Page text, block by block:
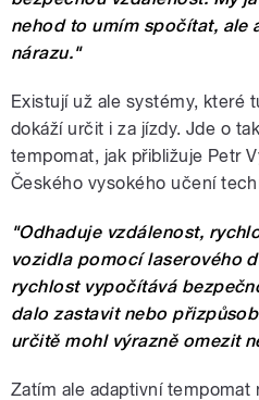
nehod to umím spočítat, ale
nárazu."
Existují už ale systémy, které
dokáží určit i za jízdy. Jde o
tempomat, jak přibližuje Petr
Českého vysokého učení
"Odhaduje vzdálenost,
vozidla pomocí laserového
rychlost vypočítává
dalo zastavit nebo
určitě mohl výrazně omezit
Zatím ale adaptivní tempomat